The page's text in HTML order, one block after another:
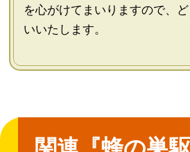
を心がけてまいりますので、
いいたします。